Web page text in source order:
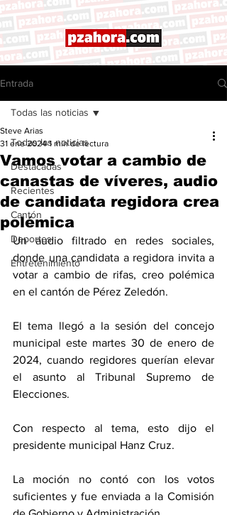
Entrada
Todas las noticias
Destacadas
Recientes
Cantón
Deportes
Entretenimiento
Todas las noticias
Vamos votar a cambio de
canastas de víveres, audio
de candidata regidora crea
polémica
Steve Arias
31 ene 2024 1 min de lectura
Un audio filtrado en redes sociales,
donde una candidata a regidora invita a
votar a cambio de rifas, creo polémica
en el cantón de Pérez Zeledón.
El tema llegó a la sesión del concejo
municipal este martes 30 de enero de
2024, cuando regidores querían elevar
el asunto al Tribunal Supremo de
Elecciones.
Con respecto al tema, esto dijo el
presidente municipal Hanz Cruz.
La moción no contó con los votos
suficientes y fue enviada a la Comisión